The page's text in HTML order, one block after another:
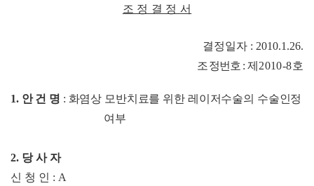
조 정 결 정 서
결정일자 : 2010.1.26.
조정번호 : 제 2010-8호
1. 안 건 명 : 화염상 모반치료를 위한 레이저수술의 수술인정
여 부
2. 당 사 자
신 청 인 : A